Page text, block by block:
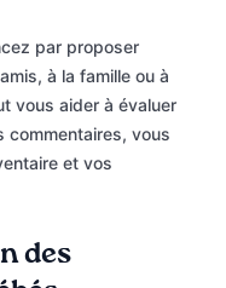
par proposer
à la famille ou à
vous aider à évaluer
commentaires, vous
et vos
des